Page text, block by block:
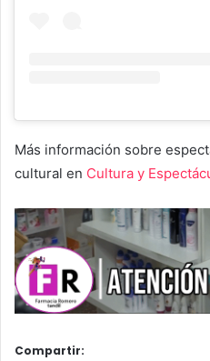
Más información sobre
cultural en Cultura y
Compartir: